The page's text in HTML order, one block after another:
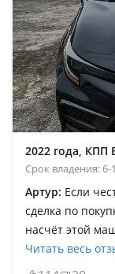
2022 года, КПП
Срок владения: 6-
Артур: Если
сделка по
насчёт этой
эмоциях
хозяин назвал
Читать весь